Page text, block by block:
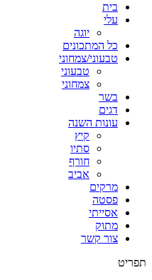
בית
עלי
יוגה
כל המתכונים
טבעוני/צמחוני
טבעוני
צמחוני
בשר
דגים
עונות השנה
קיץ
סתיו
חורף
אביב
מרקים
פסטה
אסייתי
מתוק
צור קשר
תפריט